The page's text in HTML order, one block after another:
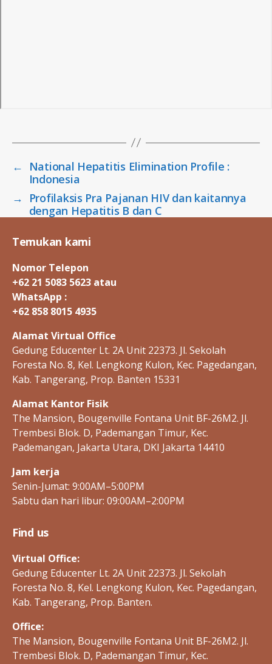
←
National Hepatitis Elimination Profile :
Indonesia
→
Profilaksis Pra Pajanan HIV dan kaitannya
dengan Hepatitis B dan C
Temukan kami
Nomor Telepon
+62 21 5083 5623 atau
WhatsApp :
+62 858 8015 4935
Alamat Virtual Office
Gedung Educenter Lt. 2A Unit 22373. Jl. Sekolah
Foresta No. 8, Kel. Lengkong Kulon, Kec. Pagedangan,
Kab. Tangerang, Prop. Banten 15331
Alamat Kantor Fisik
The Mansion, Bougenville Fontana Unit BF-26M2. Jl.
Trembesi Blok. D, Pademangan Timur, Kec.
Pademangan, Jakarta Utara, DKI Jakarta 14410
Jam kerja
Senin-Jumat: 9:00AM–5:00PM
Sabtu dan hari libur: 09:00AM–2:00PM
Find us
Virtual Office:
Gedung Educenter Lt. 2A Unit 22373. Jl. Sekolah
Foresta No. 8, Kel. Lengkong Kulon, Kec. Pagedangan,
Kab. Tangerang, Prop. Banten.
Office:
The Mansion, Bougenville Fontana Unit BF-26M2. Jl.
Trembesi Blok. D, Pademangan Timur, Kec.